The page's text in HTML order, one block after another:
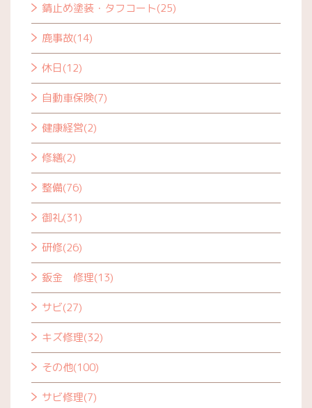
錆止め塗装・タフコート(25)
鹿事故(14)
休日(12)
自動車保険(7)
健康経営(2)
修繕(2)
整備(76)
御礼(31)
研修(26)
鈑金 修理(13)
サビ(27)
キズ修理(32)
その他(100)
サビ修理(7)